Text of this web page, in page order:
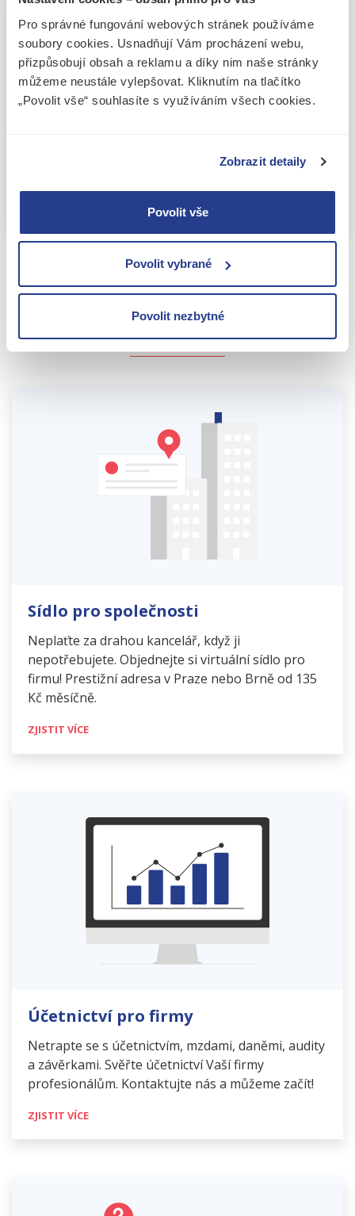
Pro správné fungování webových stránek používáme
soubory cookies. Usnadňují Vám procházení webu,
přizpůsobují obsah a reklamu a díky nim naše stránky
můžeme neustále vylepšovat. Kliknutím na tlačítko
„Povolit vše“ souhlasíte s využíváním všech cookies.
Zobrazit detaily
Povolit vše
Povolit vybrané
Povolit nezbytné
Odeslat
DALŠÍ SLUŽBY PRO VAŠE
ÚSPĚŠNÉ PODNIKÁNÍ
Sídlo pro společnosti
Neplaťte za drahou kancelář, když ji
nepotřebujete. Objednejte si virtuální sídlo pro
firmu! Prestižní adresa v Praze nebo Brně od 135
Kč měsíčně.
ZJISTIT VÍCE
Účetnictví pro firmy
Netrapte se s účetnictvím, mzdami, daněmi, audity
a závěrkami. Svěřte účetnictví Vaší firmy
profesionálům. Kontaktujte nás a můžeme začít!
ZJISTIT VÍCE